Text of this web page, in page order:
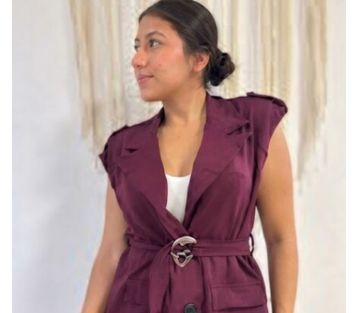
MODA CHICA
BEAUTY
PERFUMES
BISUTERIA
BOLSOS Y MONEDEROS
CALZADO